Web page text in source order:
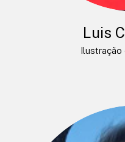
Luis
Ilustração